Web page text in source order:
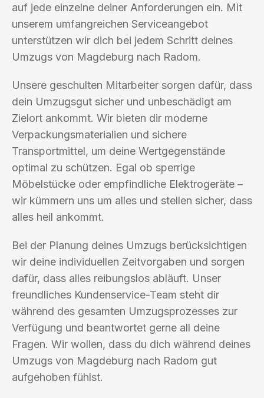
auf jede einzelne deiner Anforderungen ein. Mit
unserem umfangreichen Serviceangebot
unterstützen wir dich bei jedem Schritt deines
Umzugs von Magdeburg nach Radom.
Unsere geschulten Mitarbeiter sorgen dafür, dass
dein Umzugsgut sicher und unbeschädigt am
Zielort ankommt. Wir bieten dir moderne
Verpackungsmaterialien und sichere
Transportmittel, um deine Wertgegenstände
optimal zu schützen. Egal ob sperrige
Möbelstücke oder empfindliche Elektrogeräte –
wir kümmern uns um alles und stellen sicher, dass
alles heil ankommt.
Bei der Planung deines Umzugs berücksichtigen
wir deine individuellen Zeitvorgaben und sorgen
dafür, dass alles reibungslos abläuft. Unser
freundliches Kundenservice-Team steht dir
während des gesamten Umzugsprozesses zur
Verfügung und beantwortet gerne all deine
Fragen. Wir wollen, dass du dich während deines
Umzugs von Magdeburg nach Radom gut
aufgehoben fühlst.